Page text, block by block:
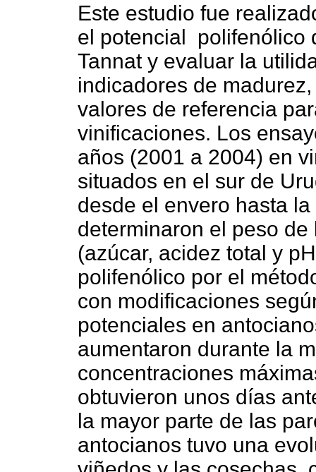
Este estudio fue
el potencial polifenólico
Tannat y evaluar la
indicadores de
valores de referencia
vinificaciones. Los
años (2001 a 2004) en
situados en el sur de
desde el envero hasta
determinaron el peso
(azúcar, acidez total y
polifenólico por el
con modificaciones
potenciales en
aumentaron durante la
concentraciones
obtuvieron unos días
la mayor parte de las
antocianos tuvo una